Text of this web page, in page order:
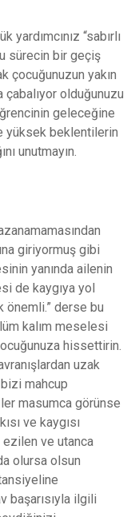
yardımcınız “sabırlı
sürecin bir geçiş
çocuğunuzun yakın
olduğunuzu
geleceğine
yüksek beklentilerin
unutmayın.
giriyormuş gibi
yanında ailenin
de kaygıya yol
önemli.” derse bu
kalım meselesi
hissettirin.
uzak
mahcup
masumca görünse
ve kaygısı
ezilen ve utanca
olursa olsun
başarısıyla ilgili